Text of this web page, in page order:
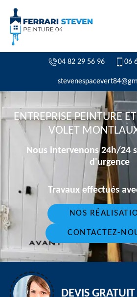
04 82 29 56 96 06
ENTREPRISE PEINTURE
VOLET
Nous intervenons 24h/24
d'urgence
Travaux effectués
NOS
CONTACTEZ-
DEVIS GRATUIT